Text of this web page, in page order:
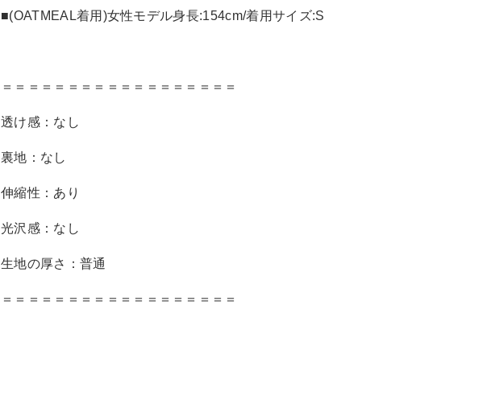
■(OATMEAL着用)女性モデル身長:154cm/着用サイズ:S
＝＝＝＝＝＝＝＝＝＝＝＝＝＝＝＝＝＝
透け感：なし
裏地：なし
伸縮性：あり
光沢感：なし
生地の厚さ：普通
＝＝＝＝＝＝＝＝＝＝＝＝＝＝＝＝＝＝